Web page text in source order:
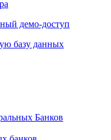
демо-доступ
базу данных
Банков